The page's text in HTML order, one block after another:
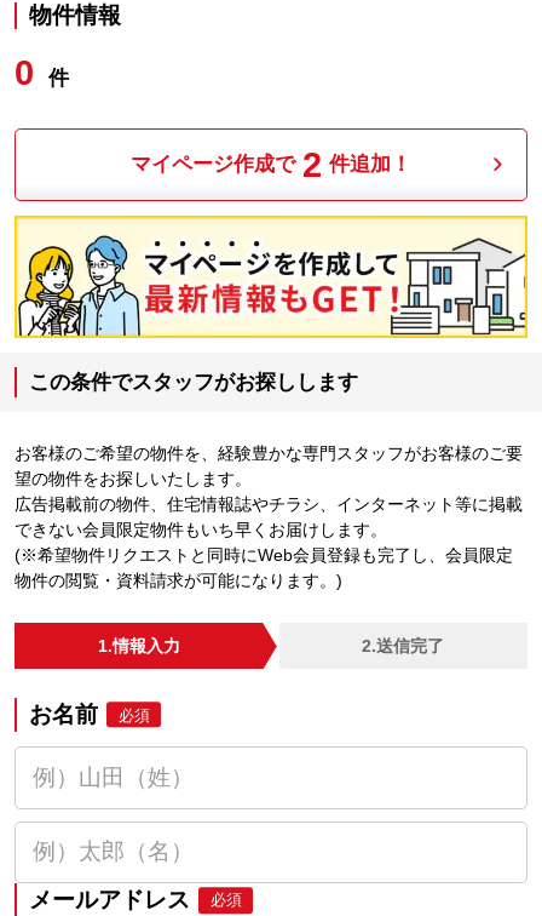
物件情報
0 件
マイページ作成で 2 件追加！
この条件でスタッフがお探しします
お客様のご希望の物件を、経験豊かな専門スタッフがお客様のご要
望の物件をお探しいたします。
広告掲載前の物件、住宅情報誌やチラシ、インターネット等に掲載
できない会員限定物件もいち早くお届けします。
(※希望物件リクエストと同時にWeb会員登録も完了し、会員限定
物件の閲覧・資料請求が可能になります。)
1.情報入力 2.送信完了
お名前 必須
メールアドレス 必須